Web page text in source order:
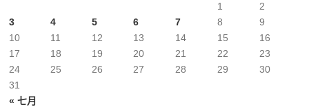
« 七月
1
2
3
4 5 6 7 8
9
10
11 12 13 14 15
16
17
18 19 20 21 22
23
24
25 26 27 28 29
30
31